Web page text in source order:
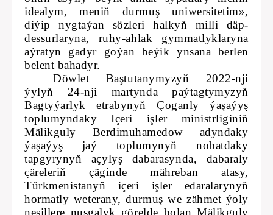
idealym, meniň durmuş uniwersitetim»,
diýip nygtaýan sözleri halkyň milli däp-
dessurlaryna, ruhy-ahlak gymmatlyklaryna
aýratyn gadyr goýan beýik ynsana berlen
belent bahadyr.
Döwlet Baştutanymyzyň 2022-nji
ýylyň 24-nji martynda paýtagtymyzyň
Bagtyýarlyk etrabynyň Çoganly ýaşaýyş
toplumyndaky Içeri işler ministrliginiň
Mälikguly Berdimuhamedow adyndaky
ýaşaýyş jaý toplumynyň nobatdaky
tapgyrynyň açylyş dabarasynda, dabaraly
çäreleriň çäginde mähreban atasy,
Türkmenistanyň içeri işler edaralarynyň
hormatly weterany, durmuş we zähmet ýoly
nesillere nusgalyk görelde bolan Mälikguly